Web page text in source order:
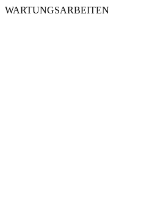
WARTUNGSARBEITEN